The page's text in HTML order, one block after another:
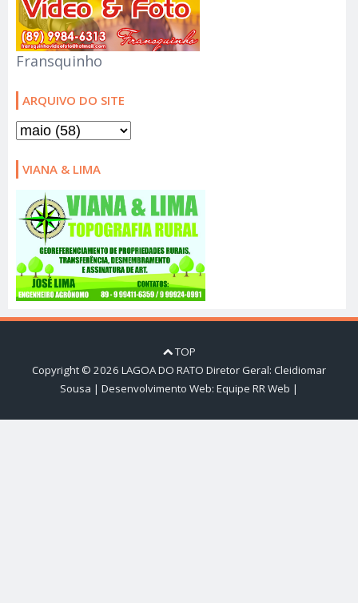
Fransquinho
ARQUIVO DO SITE
VIANA & LIMA
TOP
Copyright © 2026 LAGOA DO RATO Diretor Geral: Cleidiomar
Sousa | Desenvolvimento Web: Equipe RR Web |